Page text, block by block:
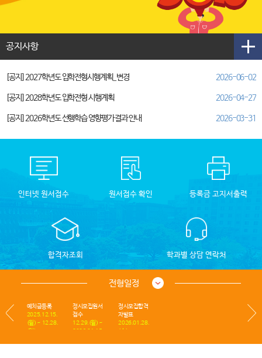
공지사항
[공지] 2027학년도 입학전형시행계획_ 변경 2026-06-02
[공지] 2028학년도 입학전형 시행계획 2026-04-27
[공지] 2026학년도 선행학습 영향평가 결과 안내 2026-03-31
인터넷 원서접수 원서접수 확인 등록금 고지서출력
합격자조회 학과별 상담 연락처
전형일정
예치금등록
2025.12.15.
(월) ~ 12.28.
(일)
정시모집원서
접수
12.29.(월) ~
2026.01.15.
정시모집합격
자발표
2026.01.28.
(수)